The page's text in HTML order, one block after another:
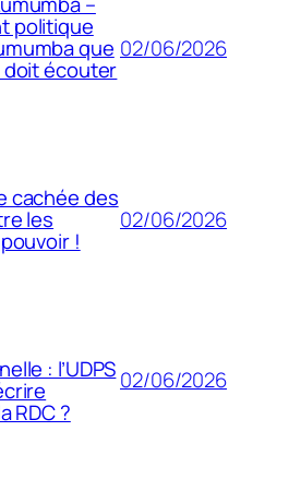
politique
que
écouter
02/06/2026
cachée des
les
!
02/06/2026
: l’UDPS
RDC ?
02/06/2026